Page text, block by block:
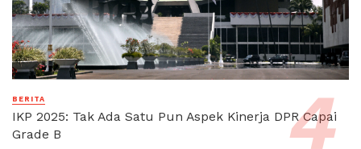
BERITA
IKP 2025: Tak Ada Satu Pun Aspek Kinerja DPR Capai
Grade B